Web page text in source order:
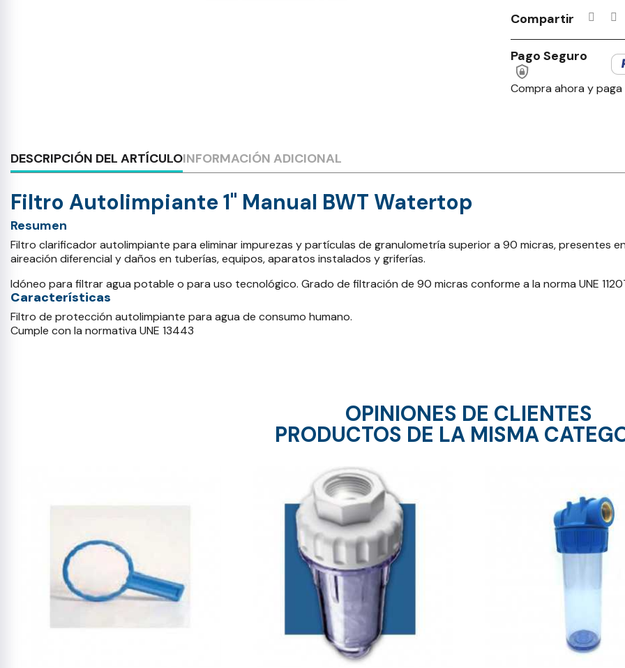
Compartir
Pago Seguro
Compra ahora y
DESCRIPCIÓN DEL ARTÍCULOINFORMACIÓN ADICIONAL
Filtro Autolimpiante 1" Manual BWT Watertop
Resumen
Filtro clarificador autolimpiante para eliminar impurezas y partículas de granulometría superior a 90 micras, presentes
aireación diferencial y daños en tuberías, equipos, aparatos instalados y griferías.
Idóneo para filtrar agua potable o para uso tecnológico. Grado de filtración de 90 micras conforme a la norma UNE
Características
Filtro de protección autolimpiante para agua de consumo humano.
Cumple con la normativa UNE 13443
OPINIONES DE CLIENTES
PRODUCTOS DE LA MISMA